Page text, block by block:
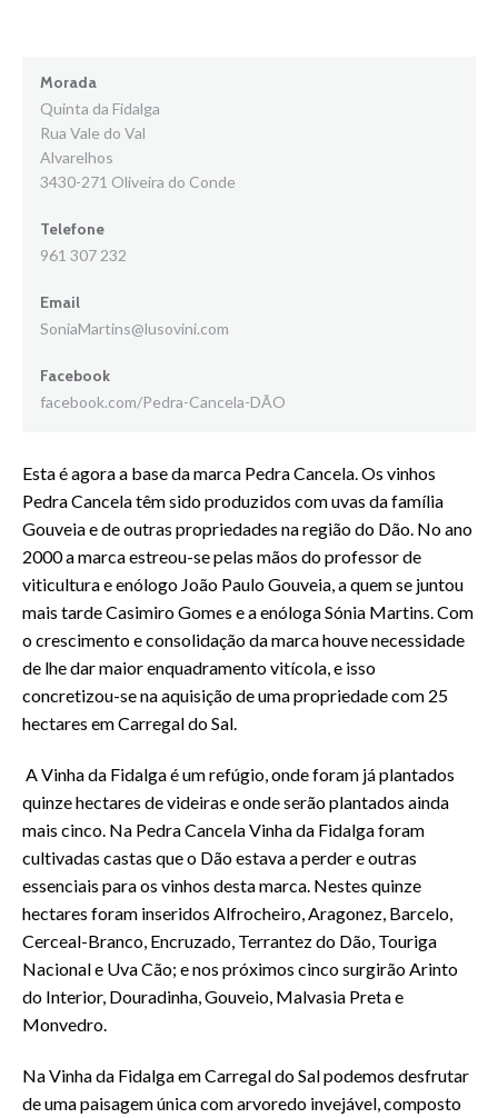
Morada
Quinta da Fidalga
Rua Vale do Val
Alvarelhos
3430-271 Oliveira do Conde
Telefone
961 307 232
Email
SoniaMartins@lusovini.com
Facebook
facebook.com/Pedra-Cancela-DÃO
Esta é agora a base da marca Pedra Cancela.Os vinhos
Pedra Cancela têmsido produzidos com uvas da família
Gouveia e de outras propriedades na região do Dão. No ano
2000 a marca estreou-se pelas mãos do professor de
viticultura e enólogo João Paulo Gouveia, a quem se juntou
mais tarde Casimiro Gomes e a enóloga Sónia Martins. Com
o crescimento e consolidação da marca houve necessidade
de lhe dar maior enquadramento vitícola, e isso
concretizou-se na aquisição de uma propriedade com 25
hectares em Carregal do Sal.
A Vinha da Fidalga é um refúgio, onde foram já plantados
quinze hectares de videiras e onde serão plantados ainda
mais cinco. Na Pedra Cancela Vinha da Fidalga foram
cultivadas castas que o Dão estava a perder e outras
essenciais para os vinhos desta marca. Nestes quinze
hectares foram inseridos Alfrocheiro, Aragonez, Barcelo,
Cerceal-Branco, Encruzado, Terrantez do Dão, Touriga
Nacional e Uva Cão; e nos próximos cinco surgirão Arinto
do Interior, Douradinha, Gouveio, Malvasia Preta e
Monvedro.
Na Vinha da Fidalga em Carregal do Sal podemos desfrutar
de uma paisagem única com arvoredo invejável, composto